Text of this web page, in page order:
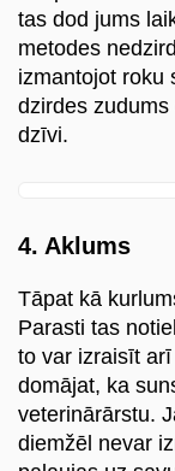
tas dod jums
metodes
izmantojot roku
dzirdes
dzīvi.
4. Aklums
Tāpat kā
Parasti tas
to var izraisīt
domājat, ka
veterinārārstu.
diemžēl nevar